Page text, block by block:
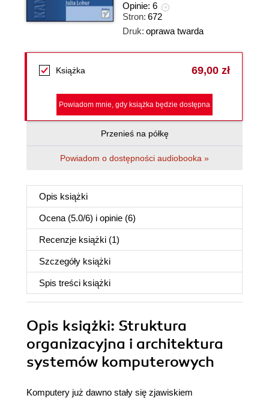
Opinie: 6
Stron: 672
Druk: oprawa twarda
Książka 69,00 zł
Powiadom mnie, gdy książka będzie dostępna
Przenieś na półkę
Powiadom o dostępności audiobooka »
Opis książki
Ocena (5.0/6) i opinie (6)
Recenzje książki (1)
Szczegóły książki
Spis treści książki
Opis książki: Struktura
organizacyjna i architektura
systemów komputerowych
Komputery już dawno stały się zjawiskiem